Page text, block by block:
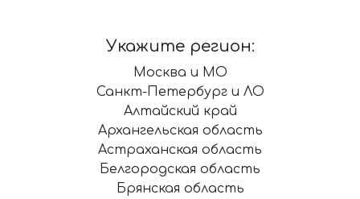
Укажите регион:
Москва и МО
Санкт-Петербург и ЛО
Алтайский край
Архангельская область
Астраханская область
Белгородская область
Брянская область